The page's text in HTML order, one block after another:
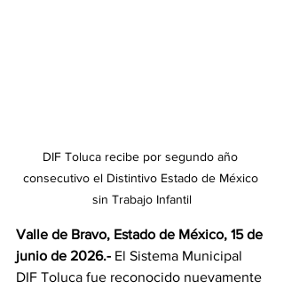
DIF Toluca recibe por segundo año
consecutivo el Distintivo Estado de México
sin Trabajo Infantil
Valle de Bravo, Estado de México, 15 de
junio de 2026.- El Sistema Municipal
DIF Toluca fue reconocido nuevamente